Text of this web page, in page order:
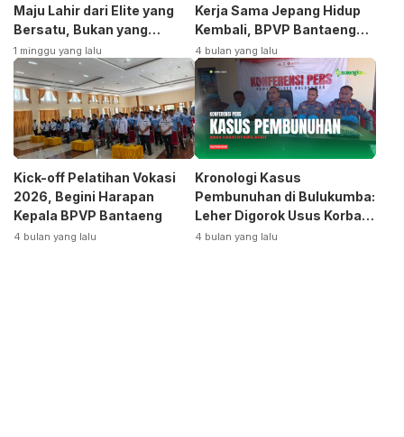
Maju Lahir dari Elite yang
Bersatu, Bukan yang
Terpecah
1 minggu yang lalu
Kerja Sama Jepang Hidup
Kembali, BPVP Bantaeng
Siap Bangkitkan Jurusan
Otomotif
4 bulan yang lalu
Kick-off Pelatihan Vokasi
2026, Begini Harapan
Kepala BPVP Bantaeng
4 bulan yang lalu
Kronologi Kasus
Pembunuhan di Bulukumba:
Leher Digorok Usus Korban
Dikeluarkan
4 bulan yang lalu